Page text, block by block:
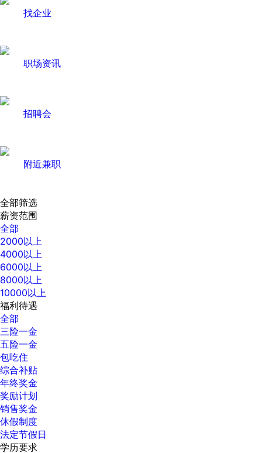
找企业
职场资讯
招聘会
附近兼职
全部筛选
薪资范围
全部
2000以上
4000以上
6000以上
8000以上
10000以上
福利待遇
全部
三险一金
五险一金
包吃住
综合补贴
年终奖金
奖励计划
销售奖金
休假制度
法定节假日
学历要求